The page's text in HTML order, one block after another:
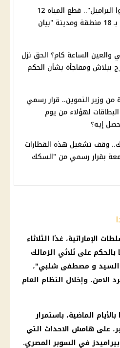
"الحقوا خزنوا البراميل".. قطع المياه 12
ساعة اليوم بـ 18 منطقة ومدينة "بيان
والعين الساعة كام؟ الحق نزل
ببلاش ومفاجأة بشأن الحكم
من وزير التموين.. قرار رسمي
لهؤلاء من يوم
إيه؟
وقف تشغيل هذه القطارات
بقرار رسمي من "السكك
الإماراتية، غدًا الثلاثاء
ثلاثي الزمالك
و مصطفى شلبي"،
وإخلال النظام العام
الماضية، باستمرار
على هامش الاحداث التي
في السوبر المصري.